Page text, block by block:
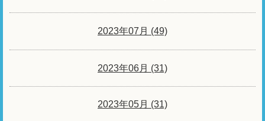
2023年07月 (49)
2023年06月 (31)
2023年05月 (31)